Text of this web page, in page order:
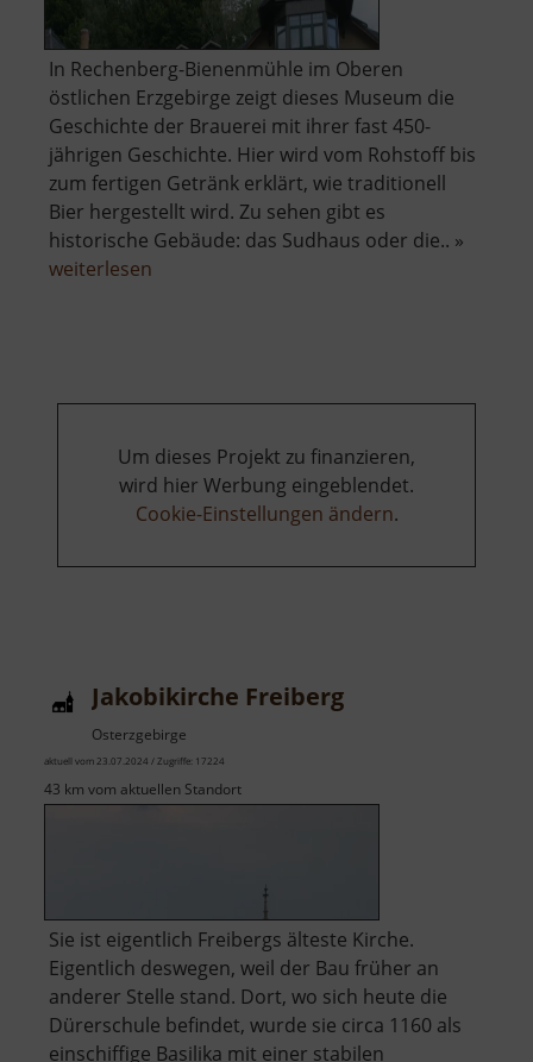
In Rechenberg-Bienenmühle im Oberen
östlichen Erzgebirge zeigt dieses Museum die
Geschichte der Brauerei mit ihrer fast 450-
jährigen Geschichte. Hier wird vom Rohstoff bis
zum fertigen Getränk erklärt, wie traditionell
Bier hergestellt wird. Zu sehen gibt es
historische Gebäude: das Sudhaus oder die.. »
weiterlesen
Um dieses Projekt zu finanzieren,
wird hier Werbung eingeblendet.
Cookie-Einstellungen ändern.
Jakobikirche Freiberg
Osterzgebirge
aktuell vom 23.07.2024 / Zugriffe: 17224
43 km vom aktuellen Standort
Sie ist eigentlich Freibergs älteste Kirche.
Eigentlich deswegen, weil der Bau früher an
anderer Stelle stand. Dort, wo sich heute die
Dürerschule befindet, wurde sie circa 1160 als
einschiffige Basilika mit einer stabilen